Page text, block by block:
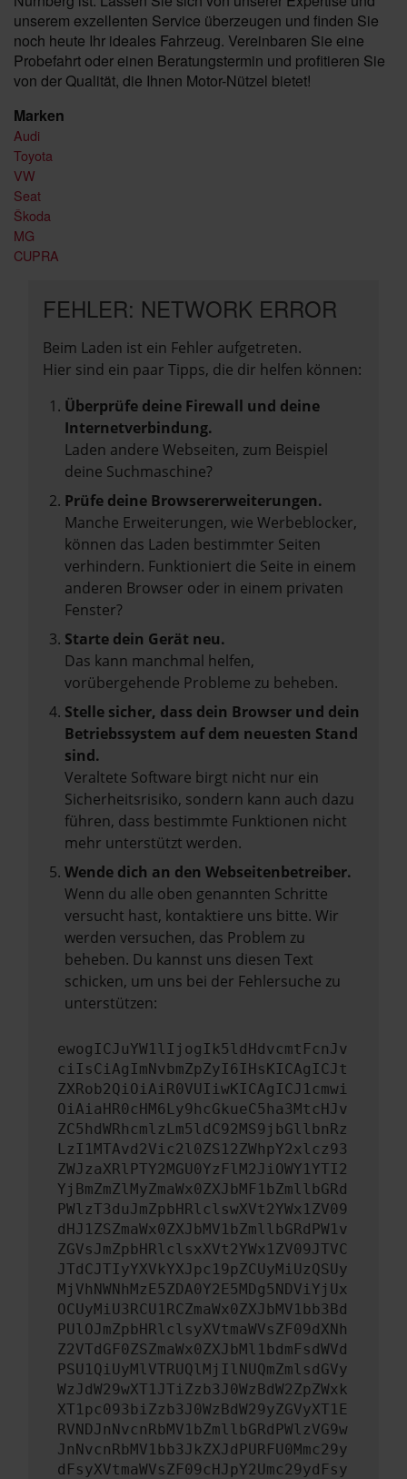
unserem exzellenten Service überzeugen und finden Sie
noch heute Ihr ideales Fahrzeug. Vereinbaren Sie eine
Probefahrt oder einen Beratungstermin und profitieren Sie
von der Qualität, die Ihnen Motor-Nützel bietet!
Marken
Audi
Toyota
VW
Seat
Škoda
MG
CUPRA
FEHLER: NETWORK ERROR
Beim Laden ist ein Fehler aufgetreten.
Hier sind ein paar Tipps, die dir helfen können:
Überprüfe deine Firewall und deine
Internetverbindung.
Laden andere Webseiten, zum Beispiel
deine Suchmaschine?
Prüfe deine Browsererweiterungen.
Manche Erweiterungen, wie Werbeblocker,
können das Laden bestimmter Seiten
verhindern. Funktioniert die Seite in einem
anderen Browser oder in einem privaten
Fenster?
Starte dein Gerät neu.
Das kann manchmal helfen,
vorübergehende Probleme zu beheben.
Stelle sicher, dass dein Browser und dein
Betriebssystem auf dem neuesten Stand
sind.
Veraltete Software birgt nicht nur ein
Sicherheitsrisiko, sondern kann auch dazu
führen, dass bestimmte Funktionen nicht
mehr unterstützt werden.
Wende dich an den Webseitenbetreiber.
Wenn du alle oben genannten Schritte
versucht hast, kontaktiere uns bitte. Wir
werden versuchen, das Problem zu
beheben. Du kannst uns diesen Text
schicken, um uns bei der Fehlersuche zu
unterstützen:
ewogICJuYW1lIjogIk5ldHdvcmtFcnJv
ciIsCiAgImNvbmZpZyI6IHsKICAgICJt
ZXRob2QiOiAiR0VUIiwKICAgICJ1cmwi
OiAiaHR0cHM6Ly9hcGkueC5ha3MtcHJv
ZC5hdWRhcmlzLm5ldC92MS9jbGllbnRz
LzI1MTAvd2Vic2l0ZS12ZWhpY2xlcz93
ZWJzaXRlPTY2MGU0YzFlM2JiOWY1YTI2
YjBmZmZlMyZmaWx0ZXJbMF1bZmllbGRd
PWlzT3duJmZpbHRlclswXVt2YWx1ZV09
dHJ1ZSZmaWx0ZXJbMV1bZmllbGRdPW1v
ZGVsJmZpbHRlclsxXVt2YWx1ZV09JTVC
JTdCJTIyYXVkYXJpc19pZCUyMiUzQSUy
MjVhNWNhMzE5ZDA0Y2E5MDg5NDViYjUx
OCUyMiU3RCU1RCZmaWx0ZXJbMV1bb3Bd
PUlOJmZpbHRlclsyXVtmaWVsZF09dXNh
Z2VTdGF0ZSZmaWx0ZXJbMl1bdmFsdWVd
PSU1QiUyMlVTRUQlMjIlNUQmZmlsdGVy
WzJdW29wXT1JTiZzb3J0WzBdW2ZpZWxk
XT1pc093biZzb3J0WzBdW29yZGVyXT1E
RVNDJnNvcnRbMV1bZmllbGRdPWlzVG9w
JnNvcnRbMV1bb3JkZXJdPURFU0Mmc29y
dFsyXVtmaWVsZF09cHJpY2Umc29ydFsy